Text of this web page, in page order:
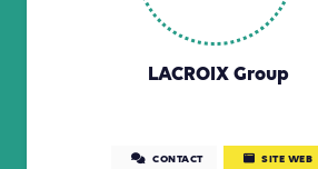
LACROIX Group
CONTACT SITE WEB